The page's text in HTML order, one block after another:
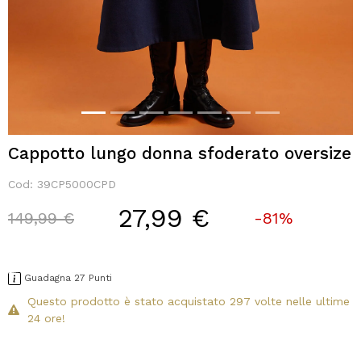
Cappotto lungo donna sfoderato oversize
Cod: 39CP5000CPD
Price reduced from
149,99 €to 27,99 € -81%
Guadagna 27 Punti
Questo prodotto è stato acquistato 297 volte nelle ultime
24 ore!